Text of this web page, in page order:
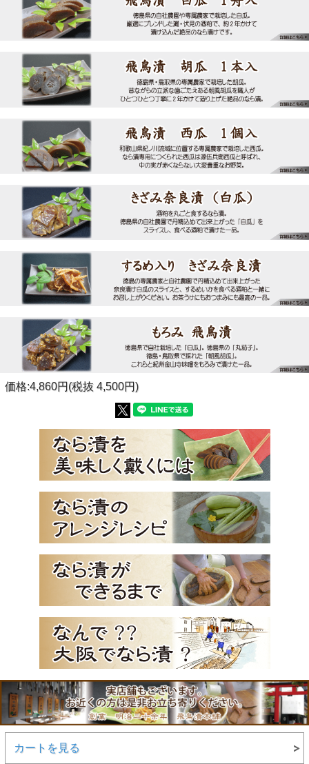
価格:4,860円(税抜 4,500円)
カートを見る